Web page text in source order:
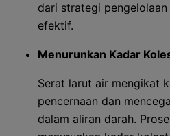
dari strategi
efektif.
Menurunkan Kadar
Serat larut air mengikat
pencernaan dan
dalam aliran darah.